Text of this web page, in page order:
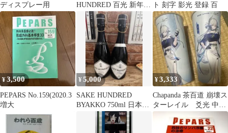
ディスプレー用
HUNDRED 百光 新年限
定 干支BOX付 720ml
ト 刻字 影光 登録 百
¥3,500
PEPARS No.159(2020.3
増大
¥5,000
SAKE HUNDRED
BYAKKO 750ml 日本酒
空瓶セット箱あり
¥3,333
Chapanda 茶百道 崩壊ス
ターレイル 爻光 中国